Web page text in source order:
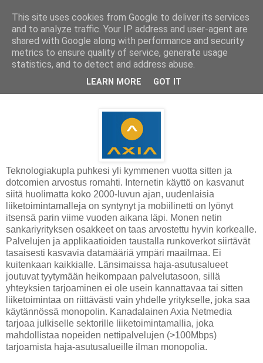
Internetinfrastruktuuria Kanadasta
Teknologiakupla puhkesi yli kymmenen vuotta sitten ja
dotcomien arvostus romahti. Internetin käyttö on kasvanut
siitä huolimatta koko 2000-luvun ajan, uudenlaisia
liiketoimintamalleja on syntynyt ja mobiilinetti on lyönyt
itsensä parin viime vuoden aikana läpi. Monen netin
sankariyrityksen osakkeet on taas arvostettu hyvin korkealle.
Palvelujen ja applikaatioiden taustalla runkoverkot siirtävät
tasaisesti kasvavia datamääriä ympäri maailmaa. Ei
kuitenkaan kaikkialle. Länsimaissa haja-asutusalueet
joutuvat tyytymään heikompaan palvelutasoon, sillä
yhteyksien tarjoaminen ei ole usein kannattavaa tai sitten
liiketoimintaa on riittävästi vain yhdelle yritykselle, joka saa
käytännössä monopolin. Kanadalainen Axia Netmedia
tarjoaa julkiselle sektorille liiketoimintamallia, joka
mahdollistaa nopeiden nettipalvelujen (>100Mbps)
tarjoamista haja-asutusalueille ilman monopolia.
This site uses cookies from Google to deliver its services
and to analyze traffic. Your IP address and user-agent are
shared with Google along with performance and security
metrics to ensure quality of service, generate usage
statistics, and to detect and address abuse.
LEARN MORE GOT IT